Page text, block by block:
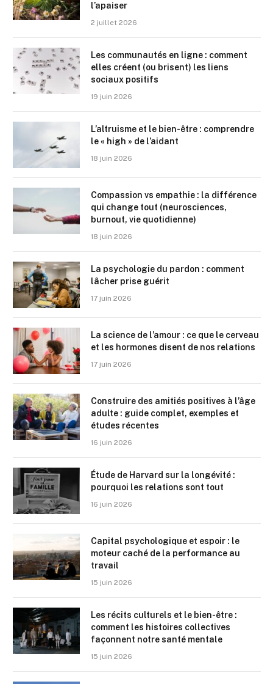
l’apaiser
2 juillet 2026
Les communautés en ligne : comment
elles créent (ou brisent) les liens
sociaux positifs
19 juin 2026
L’altruisme et le bien-être : comprendre
le « high » de l’aidant
18 juin 2026
Compassion vs empathie : la différence
qui change tout (neurosciences,
burnout, vie quotidienne)
18 juin 2026
La psychologie du pardon : comment
lâcher prise guérit
17 juin 2026
La science de l’amour : ce que le cerveau
et les hormones disent de nos relations
17 juin 2026
Construire des amitiés positives à l’âge
adulte : guide complet, exemples et
études récentes
16 juin 2026
Étude de Harvard sur la longévité :
pourquoi les relations sont tout
16 juin 2026
Capital psychologique et espoir : le
moteur caché de la performance au
travail
15 juin 2026
Les récits culturels et le bien-être :
comment les histoires collectives
façonnent notre santé mentale
15 juin 2026